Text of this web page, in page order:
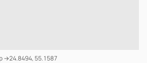
→24.8494, 55.1587